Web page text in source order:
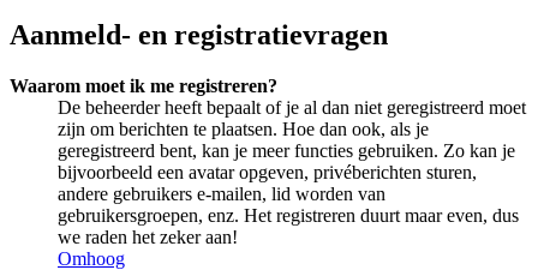
Aanmeld- en registratievragen
Waarom moet ik me registreren?
De beheerder heeft bepaalt of je al dan niet geregistreerd moet
zijn om berichten te plaatsen. Hoe dan ook, als je
geregistreerd bent, kan je meer functies gebruiken. Zo kan je
bijvoorbeeld een avatar opgeven, privéberichten sturen,
andere gebruikers e-mailen, lid worden van
gebruikersgroepen, enz. Het registreren duurt maar even, dus
we raden het zeker aan!
Omhoog